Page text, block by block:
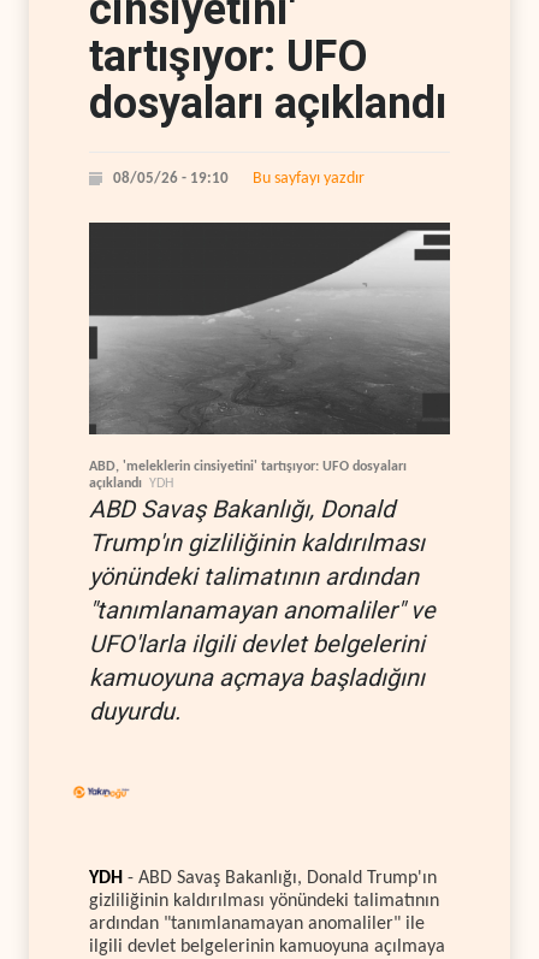
tartışıyor: UFO
dosyaları açıklandı
08/05/26 - 19:10 Bu sayfayı yazdır
ABD, 'meleklerin cinsiyetini' tartışıyor: UFO dosyaları
açıklandı YDH
ABD Savaş Bakanlığı, Donald
Trump'ın gizliliğinin kaldırılması
yönündeki talimatının ardından
"tanımlanamayan anomaliler" ve
UFO'larla ilgili devlet belgelerini
kamuoyuna açmaya başladığını
duyurdu.
YDH - ABD Savaş Bakanlığı, Donald Trump'ın
gizliliğinin kaldırılması yönündeki talimatının
ardından "tanımlanamayan anomaliler" ile
ilgili devlet belgelerinin kamuoyuna açılmaya